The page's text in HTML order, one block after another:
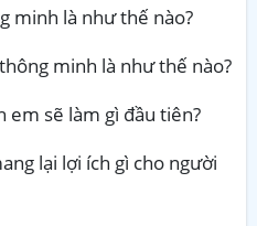
minh là như thế nào?
minh là như thế nào?
sẽ làm gì đầu tiên?
lại lợi ích gì cho người